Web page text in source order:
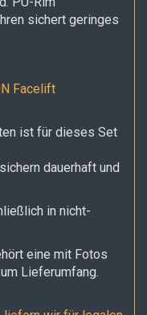
sichert geringes
Facelift
ist für dieses Set
dauerhaft und
in nicht-
eine mit Fotos
Lieferumfang.